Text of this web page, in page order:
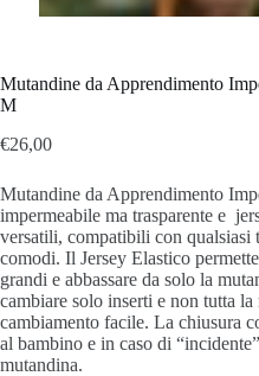
Mutandine da Apprendimento
M
€26,00
Mutandine da Apprendimento
impermeabile ma trasparente e
versatili, compatibili con qualsiasi
comodi. Il Jersey Elastico
grandi e abbassare da solo la
cambiare solo inserti e non tutta
cambiamento facile. La chiusura
al bambino e in caso di
mutandina.